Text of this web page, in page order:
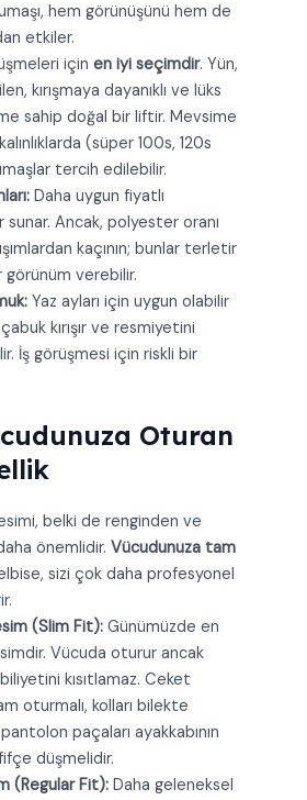
hem görünüşünü hem de
etkiler.
için en iyi seçimdir. Yün,
kırışmaya dayanıklı ve lüks
sahip doğal bir liftir. Mevsime
(süper 100s, 120s
tercih edilebilir.
Daha uygun fiyatlı
Ancak, polyester oranı
kaçının; bunlar terletir
görünüm verebilir.
Yaz ayları için uygun olabilir
kırışır ve resmiyetini
İş görüşmesi için riskli bir
Oturan
belki de renginden ve
önemlidir. Vücudunuza tam
sizi çok daha profesyonel
(Slim Fit):Günümüzde en
Vücuda oturur ancak
kısıtlamaz. Ceket
oturmalı, kolları bilekte
paçaları ayakkabının
düşmelidir.
(Regular Fit):Daha geleneksel